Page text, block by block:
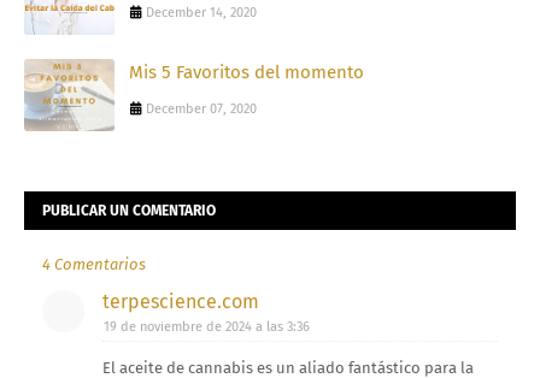
December 14, 2020
Mis 5 Favoritos del momento
December 07, 2020
PUBLICAR UN COMENTARIO
4 Comentarios
terpescience.com
19 de noviembre de 2024 a las 3:36
El aceite de cannabis es un aliado fantástico para la